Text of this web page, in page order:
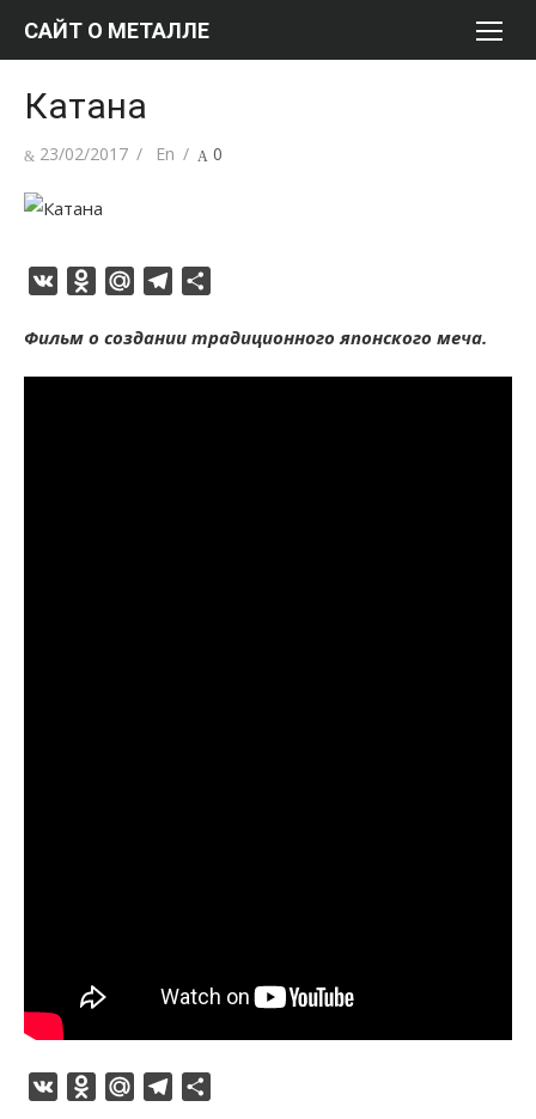
Перейти
САЙТ О МЕТАЛЛЕ
Катана
Опубликовано
23/02/2017 Автор
En 0
VK Odnoklassniki
Mail.RuTelegram
Фильм о создании традиционного японского меча.
VK Odnoklassniki
Mail.RuTelegram